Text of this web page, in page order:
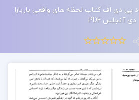
پی دی اف کتاب لحظه های واقعی باربارا
دی آنجلس PDF